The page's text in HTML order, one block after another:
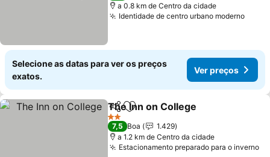
a 0.8 km de Centro da cidade
Identidade de centro urbano modernoVer
Selecione as datas para ver os preços
exatos.
Ver preços
PartilharAdicionar aos favoritos
The Inn on College
2 Estrelas
7,5 Boa
1.429
a 1.2 km de Centro da cidade
Estacionamento preparado para o inverno